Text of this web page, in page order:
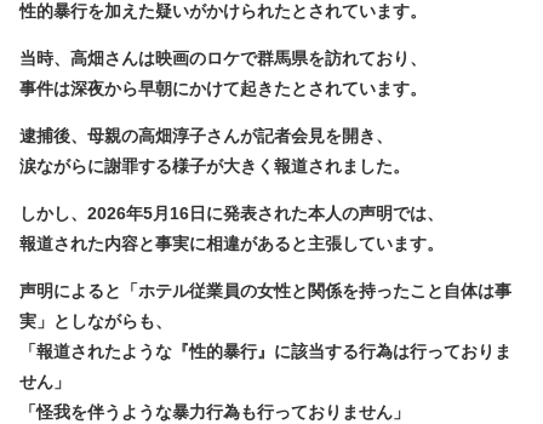
性的暴行を加えた疑いがかけられたとされています。
当時、高畑さんは映画のロケで群馬県を訪れており、
事件は深夜から早朝にかけて起きたとされています。
逮捕後、母親の高畑淳子さんが記者会見を開き、
涙ながらに謝罪する様子が大きく報道されました。
しかし、2026年5月16日に発表された本人の声明では、
報道された内容と事実に相違があると主張しています。
声明によると「ホテル従業員の女性と関係を持ったこと自体は事
実」としながらも、
「報道されたような『性的暴行』に該当する行為は行っておりま
せん」
「怪我を伴うような暴力行為も行っておりません」